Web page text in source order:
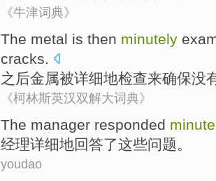
《牛津词典》
The metal is then minutely
cracks.
之后金属被详细地检查来确保没
《柯林斯英汉双解大词典》
The manager responded
经理详细地回答了这些问题。
youdao